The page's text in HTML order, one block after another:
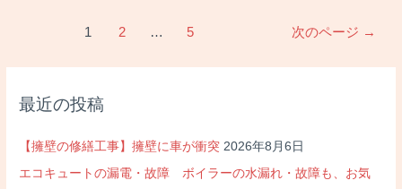
最近の投稿
【擁壁の修繕工事】擁壁に車が衝突 2026年8月6日
エコキュートの漏電・故障 ボイラーの水漏れ・故障も、お気
1 2 … 5 次のページ →